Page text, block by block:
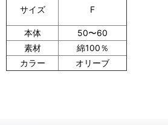
サイズ F
本体
50〜60
素材
綿100％
カラー
オリーブ